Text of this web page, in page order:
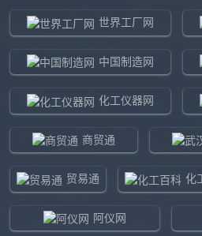
世界工厂网
中国制造网
化工仪器网
商贸通
贸易通 化
阿仪网